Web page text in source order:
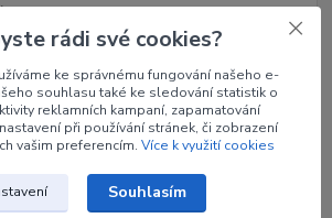
sport i koníček, který kombinuje soustředění,
Začít s ní není tak složité – stačí správné
rádi své cookies?
ke správnému fungování našeho e-
souhlasu také ke sledování statistik o
reklamních kampaní, zapamatování
při používání stránek, či zobrazení
vašim preferencím. Více k využití cookies
Souhlasím